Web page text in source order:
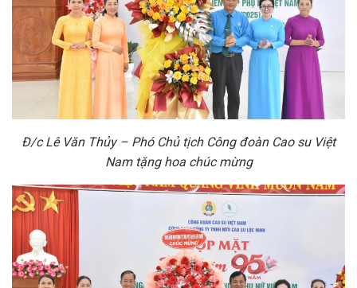
Đ/c Lê Văn Thủy – Phó Chủ tịch Công đoàn Cao su Việt
Nam tặng hoa chúc mừng